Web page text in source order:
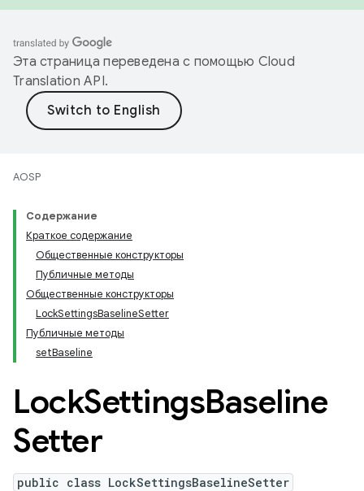
Эта страница переведена с помощью Cloud
Translation API.
AOSP
Содержание
Краткое содержание
Общественные конструкторы
Публичные методы
Общественные конструкторы
LockSettingsBaselineSetter
Публичные методы
setBaseline
LockSettingsBaseline
Setter
public class LockSettingsBaselineSetter